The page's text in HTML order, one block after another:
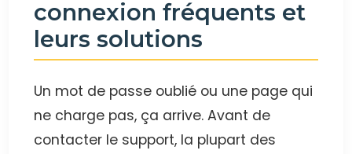
connexion fréquents et
leurs solutions
Un mot de passe oublié ou une page qui
ne charge pas, ça arrive. Avant de
contacter le support, la plupart des